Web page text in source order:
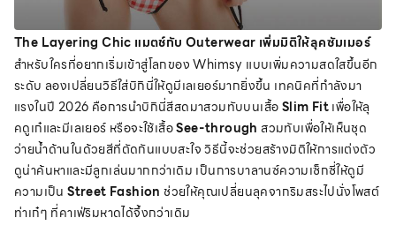
The Layering Chic แมตช์กับ Outerwear เพิ่มมิติให้ลุคซัมเมอร์
สำหรับใครที่อยากเริ่มเข้าสู่โลกของ Whimsy แบบเพิ่มความสดใสขึ้นอีก
ระดับ ลองเปลี่ยนวิธีใส่บิกินี่ให้ดูมีเลเยอร์มากยิ่งขึ้น เทคนิคที่กำลังมา
แรงในปี 2026 คือการนำบิกินี่สีสดมาสวมทับบนเสื้อSlim Fitเพื่อให้ลุ
คดูเก๋และมีเลเยอร์ หรือจะใช้เสื้อSee-through สวมทับเพื่อให้เห็นชุด
ว่ายน้ำด้านในด้วยสีที่ตัดกันแบบสะใจ วิธีนี้จะช่วยสร้างมิติให้การแต่งตัว
ดูน่าค้นหาและมีลูกเล่นมากกว่าเดิม เป็นการบาลานซ์ความเซ็กซี่ให้ดูมี
ความเป็นStreet Fashion ช่วยให้คุณเปลี่ยนลุคจากริมสระไปนั่งโพสต์
ท่าเก๋ๆ ที่คาเฟ่ริมหาดได้จึ้งกว่าเดิม